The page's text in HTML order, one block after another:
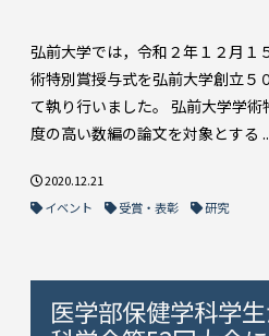
弘前大学では，令和２年１２月１
術特別賞授与式を弘前大学創立５
て執り行いました。 弘前大学学
度の高い数編の論文を対象とする
2020.12.21
イベント
受賞・表彰 研究
医学部保健学科学